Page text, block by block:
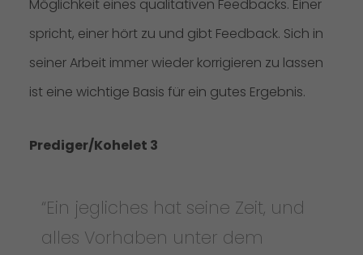
Möglichkeit eines qualitativen Feedbacks. Einer
spricht, einer hört zu und gibt Feedback. Sich in
seiner Arbeit immer wieder korrigieren zu lassen
ist eine wichtige Basis für ein gutes Ergebnis.
Prediger/Kohelet 3
“Ein jegliches hat seine Zeit, und
alles Vorhaben unter dem